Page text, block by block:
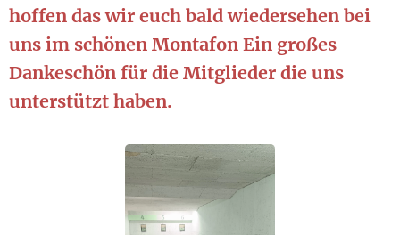
hoffen das wir euch bald wiedersehen bei
uns im schönen Montafon Ein großes
Dankeschön für die Mitglieder die uns
unterstützt haben.